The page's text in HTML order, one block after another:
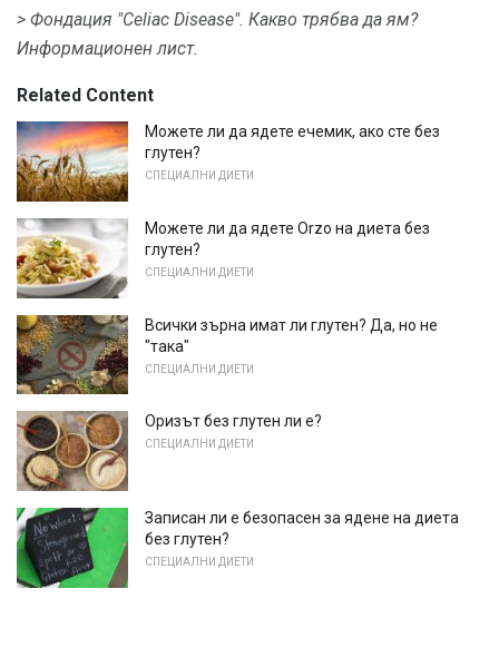
> Фондация "Celiac Disease". Какво трябва да ям?
Информационен лист.
Related Content
Можете ли да ядете ечемик, ако сте без
глутен?
СПЕЦИАЛНИ ДИЕТИ
Можете ли да ядете Orzo на диета без
глутен?
СПЕЦИАЛНИ ДИЕТИ
Всички зърна имат ли глутен? Да, но не
"така"
СПЕЦИАЛНИ ДИЕТИ
Оризът без глутен ли е?
СПЕЦИАЛНИ ДИЕТИ
Записан ли е безопасен за ядене на диета
без глутен?
СПЕЦИАЛНИ ДИЕТИ